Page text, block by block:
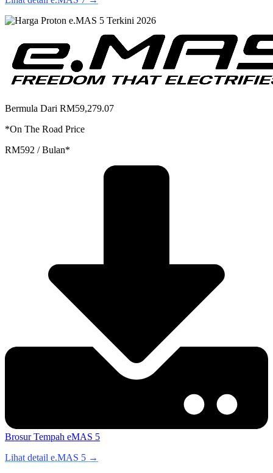
Bermula Dari RM59,279.07
*On The Road Price
RM592 / Bulan*
BrosurTempah eMAS 5
Lihat detail e.MAS 5 →